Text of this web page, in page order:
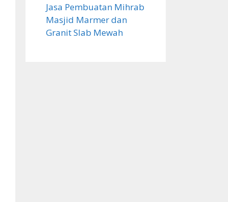
Jasa Pembuatan Mihrab
Masjid Marmer dan
Granit Slab Mewah